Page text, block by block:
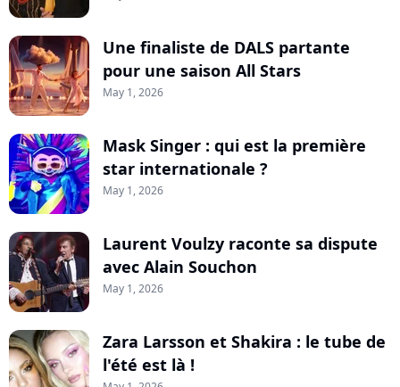
Une finaliste de DALS partante
pour une saison All Stars
May 1, 2026
Mask Singer : qui est la première
star internationale ?
May 1, 2026
Laurent Voulzy raconte sa dispute
avec Alain Souchon
May 1, 2026
Zara Larsson et Shakira : le tube de
l'été est là !